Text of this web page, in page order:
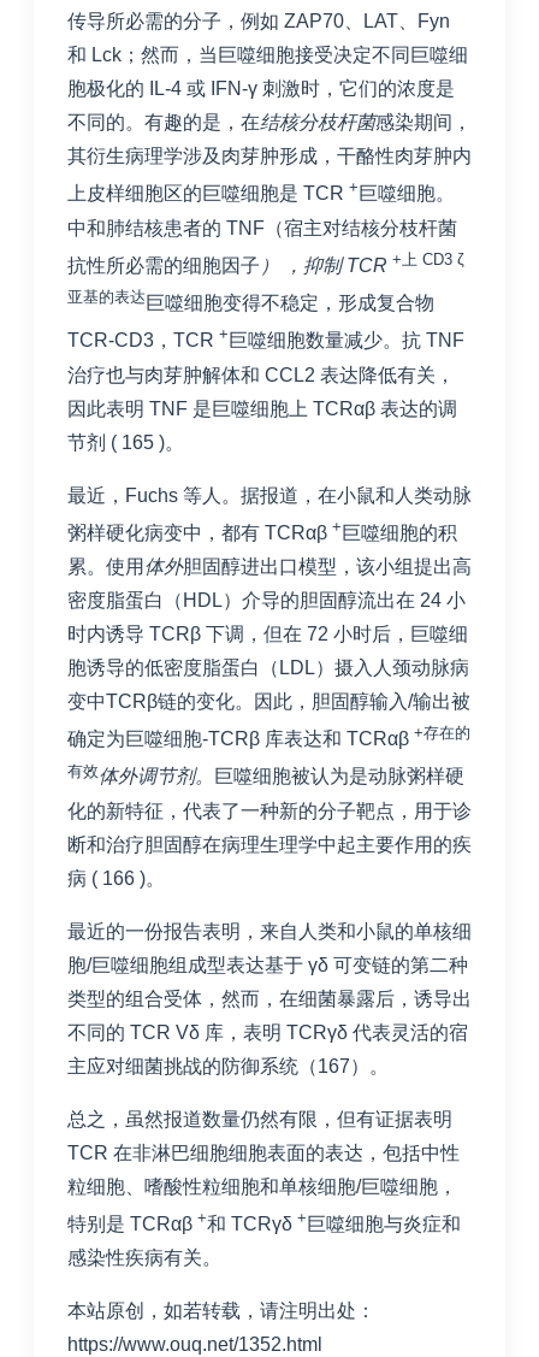
传导所必需的分子，例如 ZAP70、LAT、Fyn
和 Lck；然而，当巨噬细胞接受决定不同巨噬细
胞极化的 IL-4 或 IFN-γ 刺激时，它们的浓度是
不同的。有趣的是，在结核分枝杆菌感染期间，
其衍生病理学涉及肉芽肿形成，干酪性肉芽肿内
上皮样细胞区的巨噬细胞是 TCR + 巨噬细胞。
中和肺结核患者的 TNF（宿主对结核分枝杆菌
抗性所必需的细胞因子 ） ，抑制 TCR +上 CD3 ζ
亚基的表达 巨噬细胞变得不稳定，形成复合物
TCR-CD3，TCR + 巨噬细胞数量减少。抗 TNF
治疗也与肉芽肿解体和 CCL2 表达降低有关，
因此表明 TNF 是巨噬细胞上 TCRαβ 表达的调
节剂 ( 165 )。
最近，Fuchs 等人。据报道，在小鼠和人类动脉
粥样硬化病变中，都有 TCRαβ + 巨噬细胞的积
累。使用 体外胆固醇进出口模型，该小组提出高
密度脂蛋白（HDL）介导的胆固醇流出在 24 小
时内诱导 TCRβ 下调，但在 72 小时后，巨噬细
胞诱导的低密度脂蛋白（LDL）摄入人颈动脉病
变中TCRβ链的变化。因此，胆固醇输入/输出被
确定为巨噬细胞-TCRβ 库表达和 TCRαβ +存在的
有效体外调节剂。
巨噬细胞被认为是动脉粥样硬
化的新特征，代表了一种新的分子靶点，用于诊
断和治疗胆固醇在病理生理学中起主要作用的疾
病 ( 166 )。
最近的一份报告表明，来自人类和小鼠的单核细
胞/巨噬细胞组成型表达基于 γδ 可变链的第二种
类型的组合受体，然而，在细菌暴露后，诱导出
不同的 TCR Vδ 库，表明 TCRγδ 代表灵活的宿
主应对细菌挑战的防御系统（167）。
总之，虽然报道数量仍然有限，但有证据表明
TCR 在非淋巴细胞细胞表面的表达，包括中性
粒细胞、嗜酸性粒细胞和单核细胞/巨噬细胞，
特别是 TCRαβ +和 TCRγδ + 巨噬细胞与炎症和
感染性疾病有关。
本站原创，如若转载，请注明出处：
https://www.ouq.net/1352.html